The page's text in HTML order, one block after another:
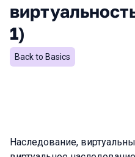
1)
Back to Basics
Наследование,